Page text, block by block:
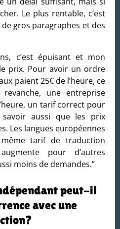
Le plus rentable, c’est
gros paragraphes et des
c’est épuisant et mon
prix. Pour avoir un ordre
paient 25€ de l’heure, ce
une entreprise
un tarif correct pour
aussi que les prix
Les langues européennes
tarif de traduction
pour d’autres
moins de demandes.”
peut-il
avec une